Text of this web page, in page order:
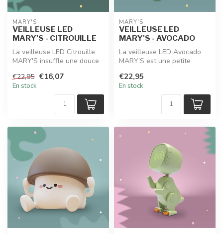
MARY'S
VEILLEUSE LED
MARY'S - CITROUILLE
La veilleuse LED Citrouille
MARY'S insuffle une douce
€22,95 €16,07
En stock
MARY'S
VEILLEUSE LED
MARY'S - AVOCADO
La veilleuse LED Avocado
MARY’S est une petite
un...
€22,95
En stock